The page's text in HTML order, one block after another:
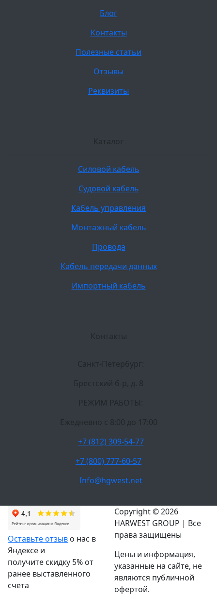
Блог
Контакты
Полезные статьи
Отзывы
Реквизиты
Каталог
Силовой кабель
Судовой кабель
Кабель управления
Монтажный кабель
Провода
Кабель передачи данных
Импортный кабель
Контакты
Санкт-Петербург:
Брестский б-р, д. 8
РЕЖИМ РАБОТЫ:
Ежедневно c 8:00 до 17:00
+7 (812) 309-54-77
+7 (800) 777-60-57
Info@hgwest.net
Оставьте отзыв о нас в
Яндексе и
получите скидку 5% от
ранее выставленного
счета
Copyright © 2026
HARWEST GROUP | Все
права защищены
Цены и информация,
указанные на сайте, не
являются публичной
офертой.